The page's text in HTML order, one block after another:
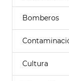
Bomberos
Cultura